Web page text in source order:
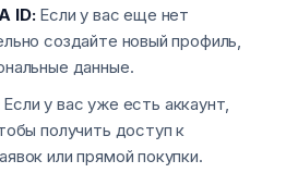
ID:Если у вас еще нет
создайте новый профиль,
данные.
Если у вас уже есть аккаунт,
получить доступ к
или прямой покупки.